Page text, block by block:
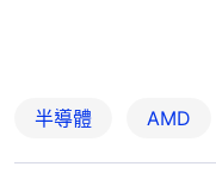
半導體 AMD